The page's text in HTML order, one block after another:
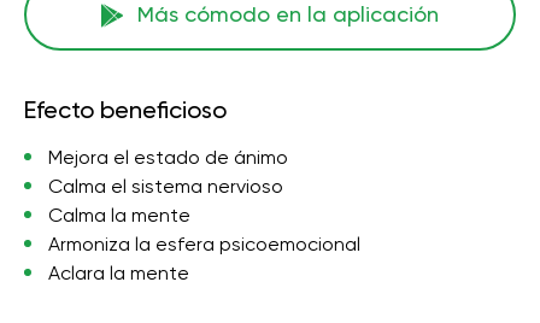
Más cómodo en la aplicación
Efecto beneficioso
Mejora el estado de ánimo
Calma el sistema nervioso
Calma la mente
Armoniza la esfera psicoemocional
Aclara la mente